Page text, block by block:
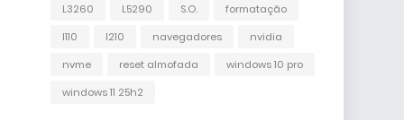
L3260
L5290 S.O.
formatação
l110
l210 navegadores
nvidia
nvme
reset almofada
windows 10 pro
windows 11 25h2